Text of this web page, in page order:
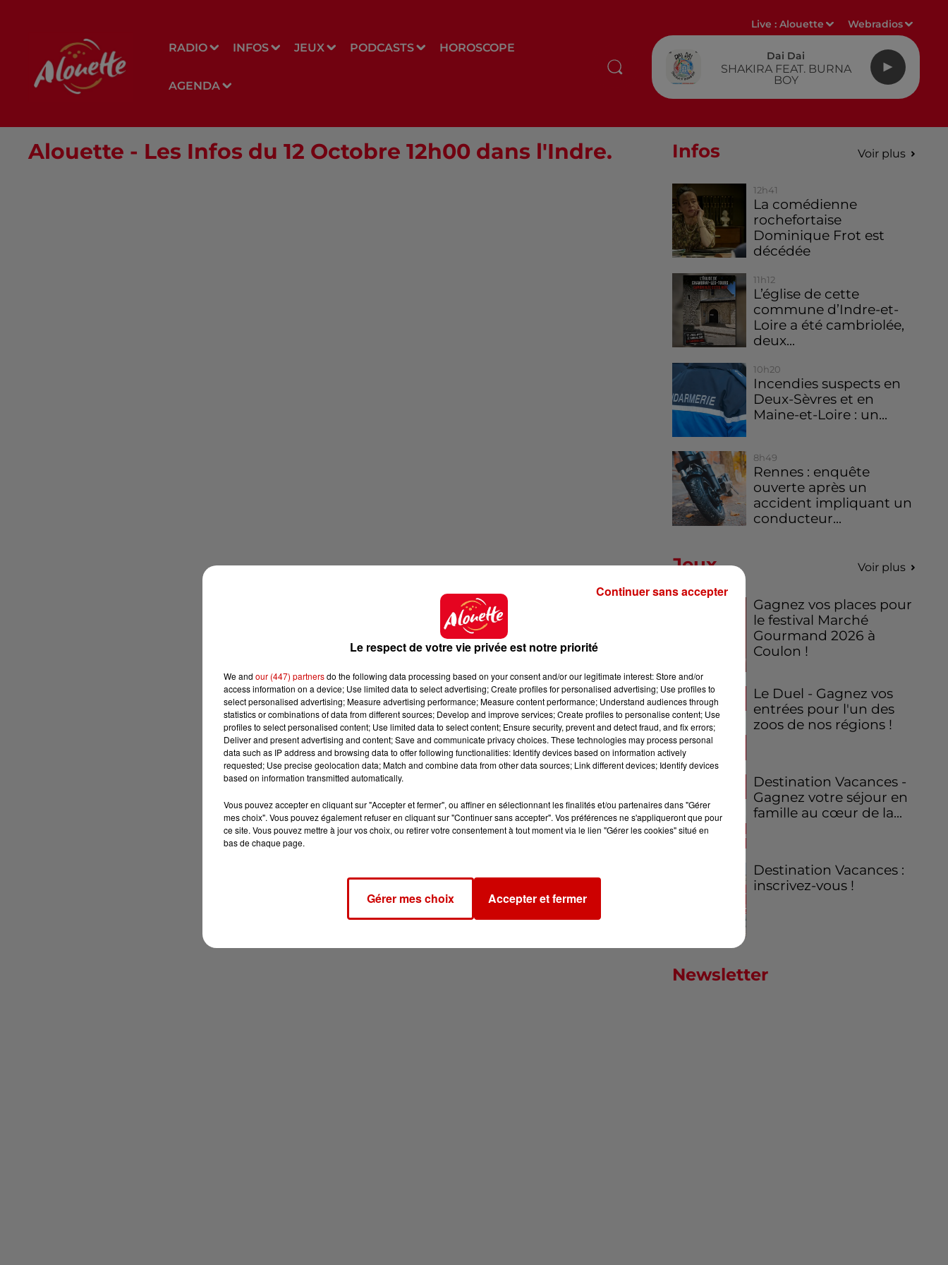
RADIO INFOS JEUX PODCASTS HOROSCOPE
AGENDA
Live :Alouette Webradios
Dai Dai
SHAKIRA FEAT. BURNA
BOY
Alouette - Les Infos du 12 Octobre 12h00 dans l'Indre. Infos Voir plus
12h41
La comédienne
rochefortaise
Dominique Frot est
décédée
11h12
L’église de cette
commune d’Indre-et-
Loire a été cambriolée,
deux...
10h20
Incendies suspects en
Deux-Sèvres et en
Maine-et-Loire : un...
8h49
Rennes : enquête
ouverte après un
accident impliquant un
conducteur...
Jeux Voir plus
Gagnez vos places pour
le festival Marché
Gourmand 2026 à
Coulon !
Le Duel - Gagnez vos
entrées pour l'un des
zoos de nos régions !
Destination Vacances -
Gagnez votre séjour en
famille au cœur de la...
Destination Vacances :
inscrivez-vous !
Newsletter
Le respect de votre vie privée est notre priorité
We and our (447) partnersdo the following data processing based on your consent and/or our legitimate interest: Store and/or
access information on a device; Use limited data to select advertising; Create profiles for personalised advertising; Use profiles to
select personalised advertising; Measure advertising performance; Measure content performance; Understand audiences through
statistics or combinations of data from different sources; Develop and improve services; Create profiles to personalise content; Use
profiles to select personalised content; Use limited data to select content; Ensure security, prevent and detect fraud, and fix errors;
Deliver and present advertising and content; Save and communicate privacy choices. These technologies may process personal
data such as IP address and browsing data to offer following functionalities: Identify devices based on information actively
requested; Use precise geolocation data; Match and combine data from other data sources; Link different devices; Identify devices
based on information transmitted automatically.
Vous pouvez accepter en cliquant sur "Accepter et fermer", ou affiner en sélectionnant les finalités et/ou partenaires dans "Gérer
mes choix". Vous pouvez également refuser en cliquant sur "Continuer sans accepter". Vos préférences ne s'appliqueront que pour
ce site. Vous pouvez mettre à jour vos choix, ou retirer votre consentement à tout moment via le lien "Gérer les cookies" situé en
bas de chaque page.
Gérer mes choix Accepter et fermer
Continuer sans accepter